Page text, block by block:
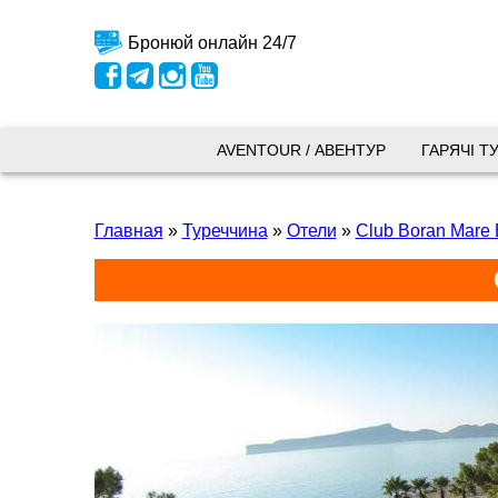
Бронюй онлайн 24/7
+38
+38
+38
AVENTOUR / АВЕНТУР ГАРЯЧІ
Главная » Туреччина » Отели » Club Boran Mare